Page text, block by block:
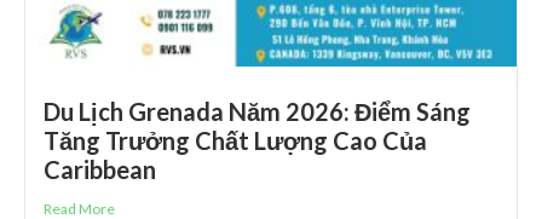
Du Lịch Grenada Năm 2026: Điểm Sáng
Tăng Trưởng Chất Lượng Cao Của
Caribbean
Read More